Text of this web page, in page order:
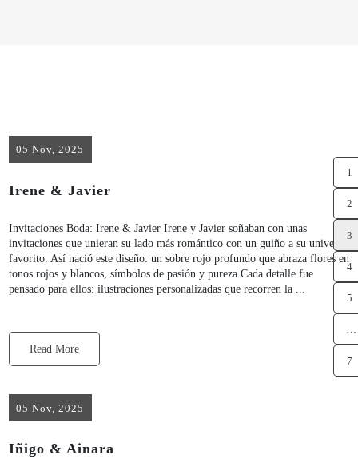
05 Nov, 2025
Irene & Javier
Invitaciones Boda: Irene & Javier Irene y Javier soñaban con unas
invitaciones que unieran su lado más romántico con un guiño a su universo
favorito. Así nació este diseño: un sobre rojo profundo que abraza flores en
tonos rojos y blancos, símbolos de pasión y pureza.Cada detalle fue
pensado para ellos: ilustraciones personalizadas que recorren la ...
Read More
05 Nov, 2025
Iñigo & Ainara
1
2
3
4
5
…
7